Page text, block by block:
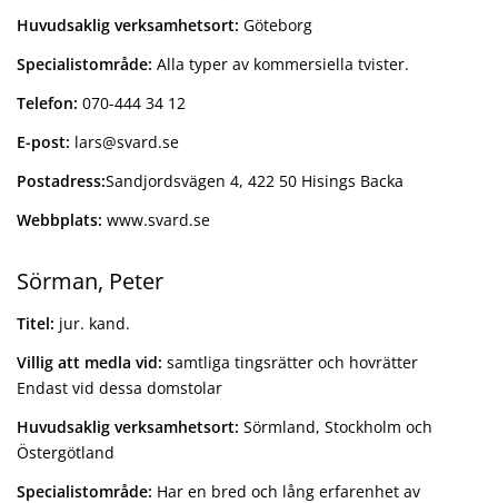
Huvudsaklig verksamhetsort: Göteborg
Specialistområde: Alla typer av kommersiella tvister.
Telefon: 070-444 34 12
E-post: lars@svard.se
Postadress:Sandjordsvägen 4, 422 50 Hisings Backa
Webbplats: www.svard.se
Sörman, Peter
Titel: jur. kand.
Villig att medla vid: samtliga tingsrätter och hovrätter
Endast vid dessa domstolar
Huvudsaklig verksamhetsort: Sörmland, Stockholm och
Östergötland
Specialistområde: Har en bred och lång erfarenhet av